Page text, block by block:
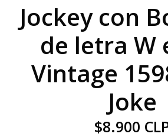
Jockey con
de letra W
Vintage
Joke
$8.900